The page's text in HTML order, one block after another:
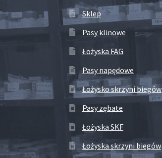
Sklep
Pasy klinowe
Łożyska FAG
Pasy napędowe
Łożysko skrzyni biegów
Pasy zębate
Łożyska SKF
Łożyska skrzyni biegów